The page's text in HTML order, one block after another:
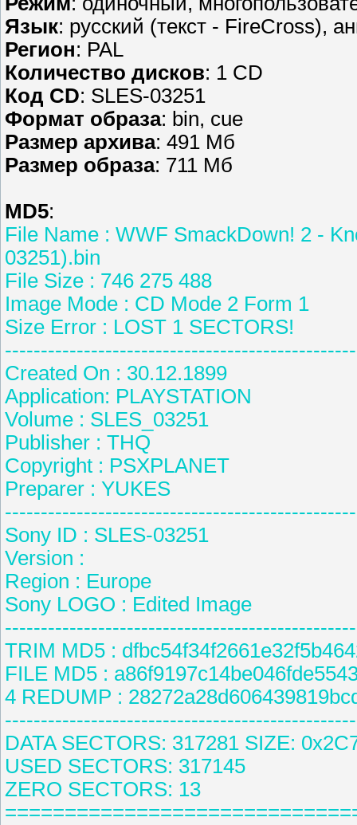
Язык: русский (текст - FireCross),
Регион: PAL
Количество дисков: 1 CD
Код CD: SLES-03251
Формат образа: bin, cue
Размер архива: 491 Мб
Размер образа: 711 Мб
MD5:
File Name : WWF SmackDown! 2 -
03251).bin
File Size : 746 275 488
Image Mode : CD Mode 2 Form 1
Size Error : LOST 1 SECTORS!
Created On : 30.12.1899
Application: PLAYSTATION
Volume : SLES_03251
Publisher : THQ
Copyright : PSXPLANET
Preparer : YUKES
Sony ID : SLES-03251
Version :
Region : Europe
Sony LOGO : Edited Image
TRIM MD5 :
FILE MD5 :
4 REDUMP :
DATA SECTORS: 317281 SIZE:
USED SECTORS: 317145
ZERO SECTORS: 13